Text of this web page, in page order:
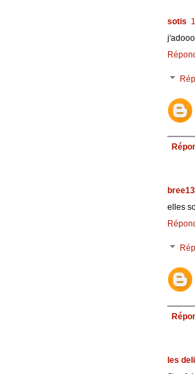
sotis
bree13
elles
les